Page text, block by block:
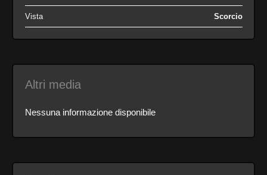
Vista Scorcio
Altri media
Nessuna informazione disponibile